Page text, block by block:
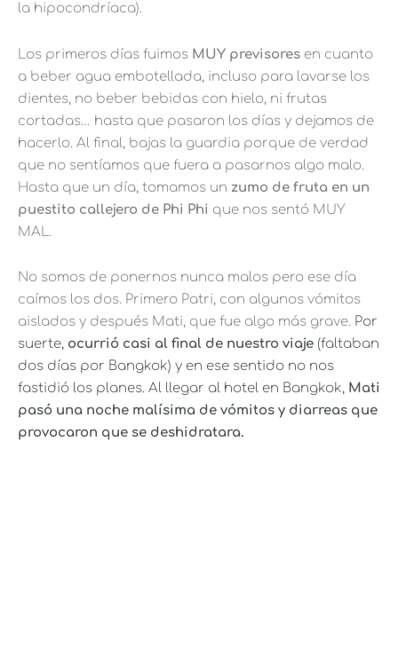
la hipocondríaca).
Los primeros días fuimos MUY previsores en cuanto
a beber agua embotellada, incluso para lavarse los
dientes, no beber bebidas con hielo, ni frutas
cortadas… hasta que pasaron los días y dejamos de
hacerlo. Al final, bajas la guardia porque de verdad
que no sentíamos que fuera a pasarnos algo malo.
Hasta que un día, tomamos un zumo de fruta en un
puestito callejero de Phi Phi que nos sentó MUY
MAL.
No somos de ponernos nunca malos pero ese día
caímos los dos. Primero Patri, con algunos vómitos
aislados y después Mati, que fue algo más grave. Por
suerte, ocurrió casi al final de nuestro viaje (faltaban
dos días por Bangkok) y en ese sentido no nos
fastidió los planes. Al llegar al hotel en Bangkok, Mati
pasó una noche malísima de vómitos y diarreas que
provocaron que se deshidratara.